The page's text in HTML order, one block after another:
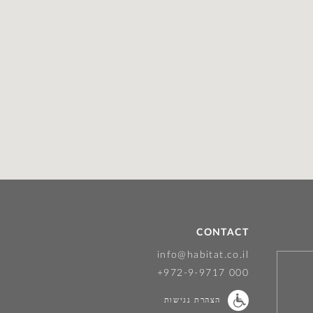
CONTACT
info@habitat.co.il
+972-9-9717 000
הצהרת נגישות